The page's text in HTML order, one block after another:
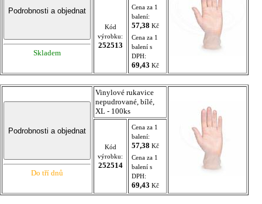
Skladem
Kód
výrobku:
252513
Cena za 1
balení:
57,38 Kč
Cena za 1
balení s
DPH:
69,43 Kč
Do tří dnů
Vinylové rukavice
nepudrované, bílé,
XL - 100ks
Kód
výrobku:
252514
Cena za 1
balení:
57,38 Kč
Cena za 1
balení s
DPH:
69,43 Kč